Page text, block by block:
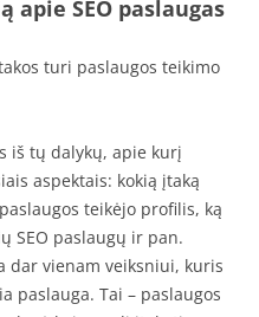
SEO paslaugas
turi paslaugos teikimo
iš tų dalykų, apie kurį
aspektais: kokią įtaką
teikėjo profilis, ką
SEO paslaugų ir pan.
dar vienam veiksniui, kuris
paslauga. Tai – paslaugos